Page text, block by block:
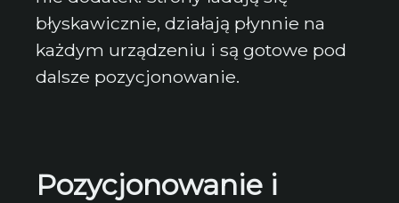
błyskawicznie, działają płynnie na
każdym urządzeniu i są gotowe pod
dalsze pozycjonowanie.
Pozycjonowanie i